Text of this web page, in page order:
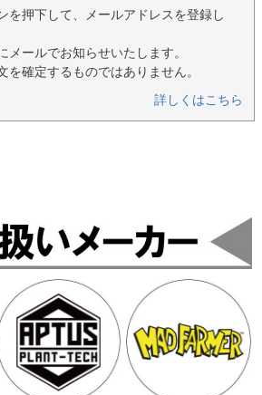
を押下して、メールアドレスを登録し
メールでお知らせいたします。
を確定するものではありません。
詳しくはこちら